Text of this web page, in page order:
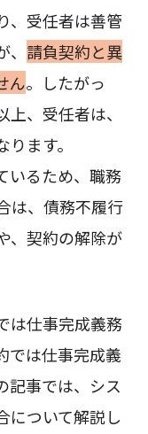
、受任者は善管
請負契約と異
ん。したがっ
、受任者は、
ます。
いるため、職務
は、債務不履行
、契約の解除が
は仕事完成義務
では仕事完成義
記事では、シス
について解説し